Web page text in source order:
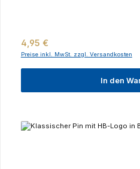
Regulärer Preis:
4,95 €
Preise inkl. MwSt. zzgl. Versandkosten
In den